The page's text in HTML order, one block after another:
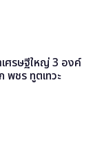
เศรษฐีใหญ่ 3 องค์
พชร ทูตเทวะ